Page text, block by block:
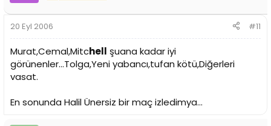
20 Eyl 2006 #11
Murat,Cemal,Mitchell şuana kadar iyi
görünenler...Tolga,Yeni yabancı,tufan kötü,Diğerleri
vasat.
En sonunda Halil Ünersiz bir maç izledimya...